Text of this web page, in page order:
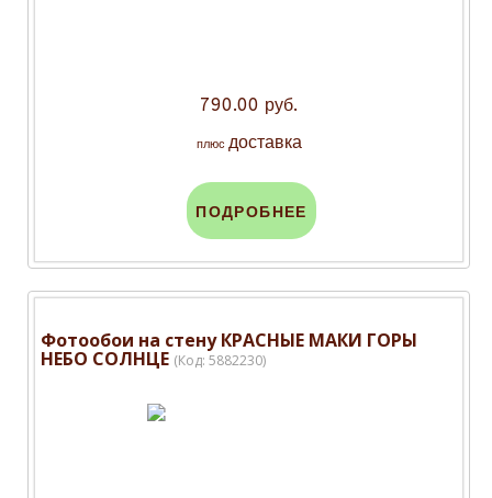
790.00 руб.
плюс доставка
ПОДРОБНЕЕ
Фотообои на стену КРАСНЫЕ МАКИ ГОРЫ
НЕБО СОЛНЦЕ (Код: 5882230)